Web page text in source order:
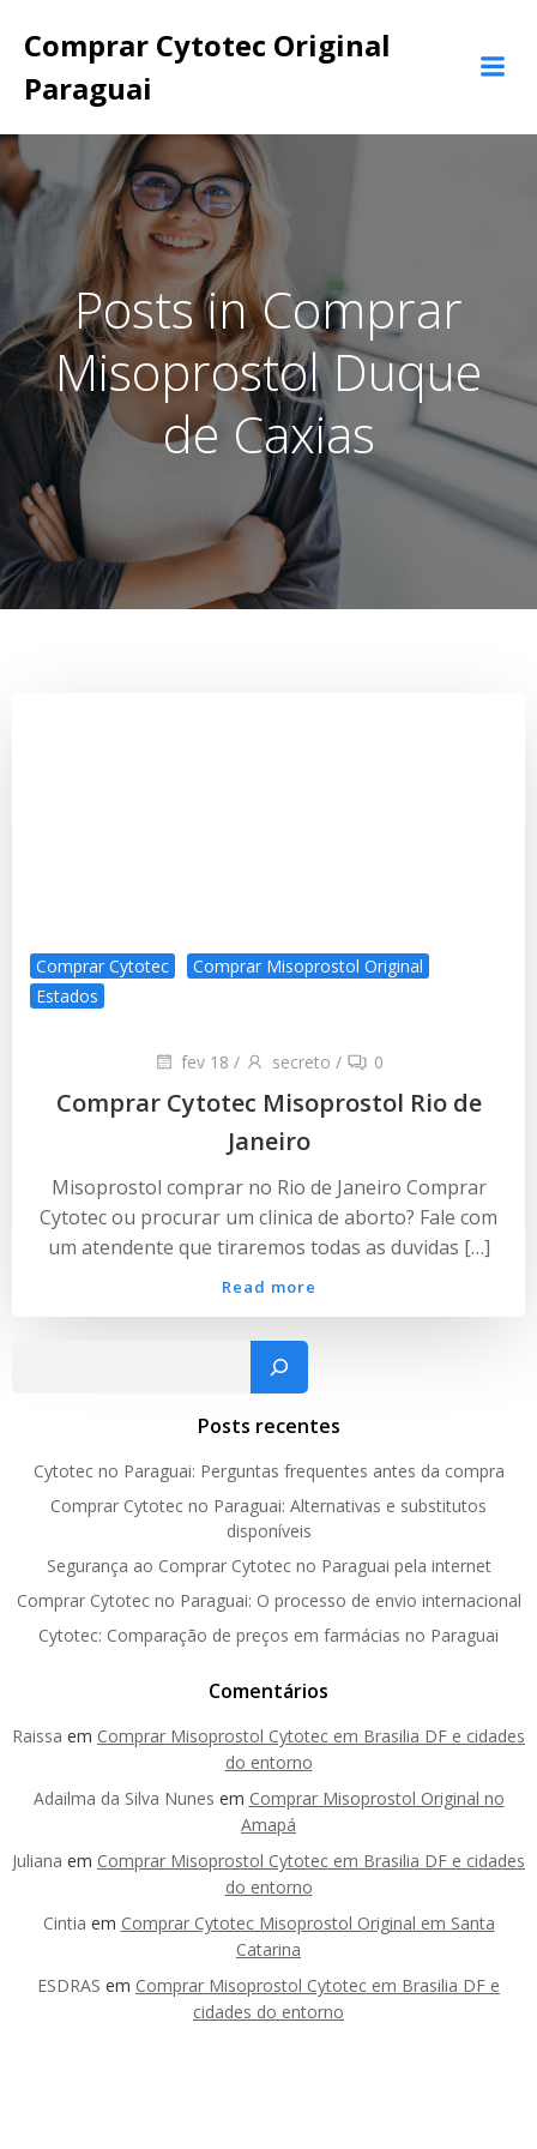
para
Comprar Cytotec Original
Paraguai
Posts in Comprar
Misoprostol Duque
de Caxias
Comprar Cytotec
Comprar Misoprostol Original
Estados
fev 18 / secreto / 0
Comprar Cytotec Misoprostol Rio de
Janeiro
Misoprostol comprar no Rio de Janeiro Comprar
Cytotec ou procurar um clinica de aborto? Fale com
um atendente que tiraremos todas as duvidas […]
Read more
Pesquisar
Posts recentes
Cytotec no Paraguai: Perguntas frequentes antes da compra
Comprar Cytotec no Paraguai: Alternativas e substitutos
disponíveis
Segurança ao Comprar Cytotec no Paraguai pela internet
Comprar Cytotec no Paraguai: O processo de envio internacional
Cytotec: Comparação de preços em farmácias no Paraguai
Comentários
Raissa em Comprar Misoprostol Cytotec em Brasilia DF e cidades
do entorno
Adailma da Silva Nunes em Comprar Misoprostol Original no
Amapá
Juliana em Comprar Misoprostol Cytotec em Brasilia DF e cidades
do entorno
Cintia em Comprar Cytotec Misoprostol Original em Santa
Catarina
ESDRAS em Comprar Misoprostol Cytotec em Brasilia DF e
cidades do entorno